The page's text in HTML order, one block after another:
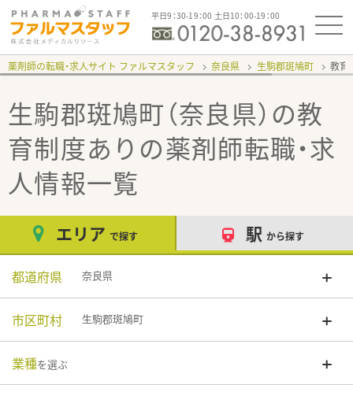
平日9：30-19：00 土日10：00-19：00
薬剤師の転職・求人サイト ファルマスタッフ 奈良県 生駒郡斑鳩町 教育
生駒郡斑鳩町（奈良県）の教
育制度あり の薬剤師転職・求
人情報一覧
エリア で探す 駅 から探す
都道府県 奈良県
市区町村 生駒郡斑鳩町
業種を選ぶ